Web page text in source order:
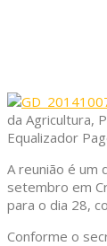
da Agricultura,
Equalizador
A reunião é um
setembro em
para o dia 28,
Conforme o